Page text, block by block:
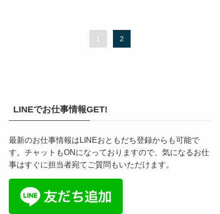
1 2
LINEでお仕事情報GET!
最新のお仕事情報はLINEおともだち登録からも可能で
す。チャットもONになっておりますので、気になるお仕
事はすぐに担当者宛てご質問もいただけます。